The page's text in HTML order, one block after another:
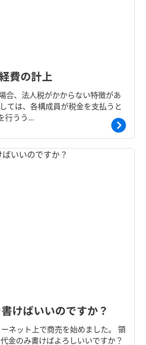
費の計上
合、法人税がかからない特徴があ
ては、各構成員が税金を支払うと
行うう…
けばいいのですか？
ネット上で商売を始めました。 領
金のみ書けばよろしいいですか？